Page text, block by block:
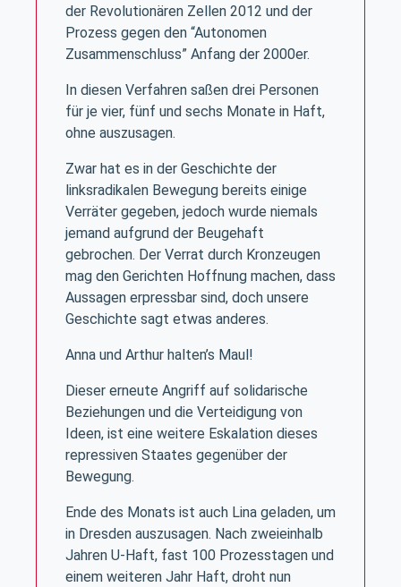
der Revolutionären Zellen 2012 und der
Prozess gegen den “Autonomen
Zusammenschluss” Anfang der 2000er.
In diesen Verfahren saßen drei Personen
für je vier, fünf und sechs Monate in Haft,
ohne auszusagen.
Zwar hat es in der Geschichte der
linksradikalen Bewegung bereits einige
Verräter gegeben, jedoch wurde niemals
jemand aufgrund der Beugehaft
gebrochen. Der Verrat durch Kronzeugen
mag den Gerichten Hoffnung machen, dass
Aussagen erpressbar sind, doch unsere
Geschichte sagt etwas anderes.
Anna und Arthur halten’s Maul!
Dieser erneute Angriff auf solidarische
Beziehungen und die Verteidigung von
Ideen, ist eine weitere Eskalation dieses
repressiven Staates gegenüber der
Bewegung.
Ende des Monats ist auch Lina geladen, um
in Dresden auszusagen. Nach zweieinhalb
Jahren U-Haft, fast 100 Prozesstagen und
einem weiteren Jahr Haft, droht nun